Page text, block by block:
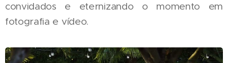
convidados e eternizando o momento em
fotografia e vídeo.